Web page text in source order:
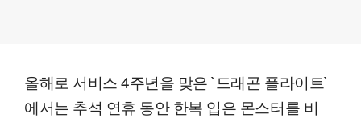
올해로 서비스 4주년을 맞은 `드래곤 플라이트`
에서는 추석 연휴 동안 한복 입은 몬스터를 비